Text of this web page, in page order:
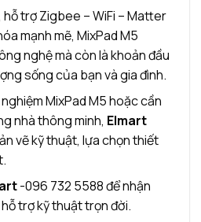
hỗ trợ Zigbee – WiFi – Matter
mạnh mẽ, MixPad M5
nghệ mà còn là khoản đầu
sống của bạn và gia đình.
MixPad M5 hoặc cần
nhà thông minh, Elmart
vẽ kỹ thuật, lựa chọn thiết
-096 732 5588 để nhận
trợ kỹ thuật trọn đời.